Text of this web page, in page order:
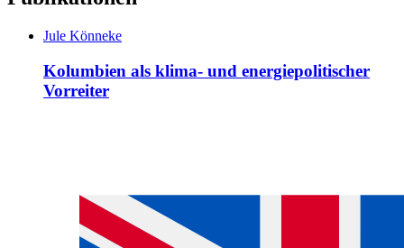
Jule Könneke
Kolumbien als klima- und energiepolitischer
Vorreiter